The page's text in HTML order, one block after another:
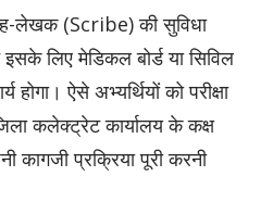
सह-लेखक (Scribe) की सुविधा
लिए मेडिकल बोर्ड या सिविल
होगा। ऐसे अभ्यर्थियों को परीक्षा
कलेक्ट्रेट कार्यालय के कक्ष
कागजी प्रक्रिया पूरी करनी